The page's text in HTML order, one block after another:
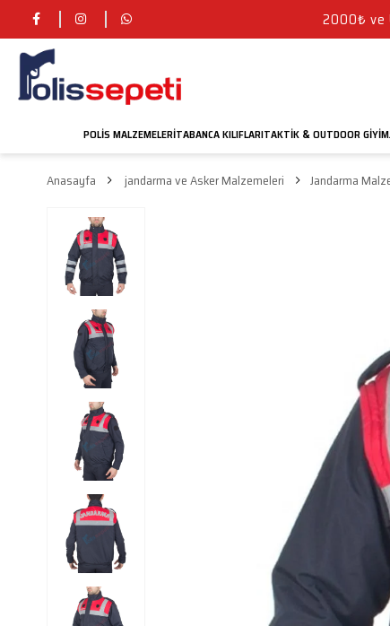
2000₺ ve
POLIS MALZEMELERITABANCA KILIFLARITAKTIK &OUTDOOR GIYIM
Anasayfa jandarma ve Asker Malzemeleri Jandarma